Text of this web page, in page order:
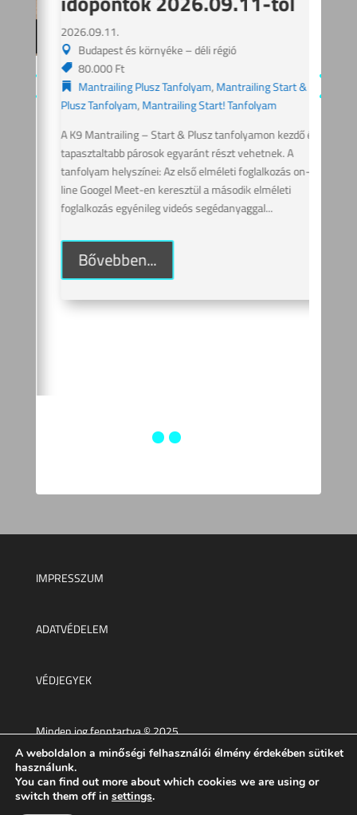
2026.09.11.
Budapest és környéke – déli régió
80.000 Ft
Mantrailing Plusz Tanfolyam,Mantrailing Start &
Plusz Tanfolyam,Mantrailing Start! Tanfolyam
A K9 Mantrailing – Start & Plusz tanfolyamon kezdő és
tapasztaltabb párosok egyaránt részt vehetnek. A
tanfolyam helyszínei: Az első elméleti foglalkozás on-
line Googel Meet-en keresztül a második elméleti
foglalkozás egyénileg videós segédanyaggal...
Bővebben...
ADATVÉDELEM
VÉDJEGYEK
Minden jog fenntartva © 2025.
A weboldalon a minőségi felhasználói élmény érdekében sütiket
használunk.
You can find out more about which cookies we are using or
switch them off in settings.